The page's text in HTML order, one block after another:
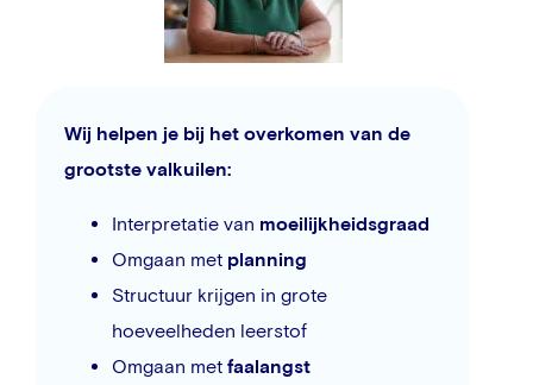
Wij helpen je bij het overkomen van de
grootste valkuilen:
Interpretatie van moeilijkheidsgraad
Omgaan met planning
Structuur krijgen in grote
hoeveelheden leerstof
Omgaan metfaalangst